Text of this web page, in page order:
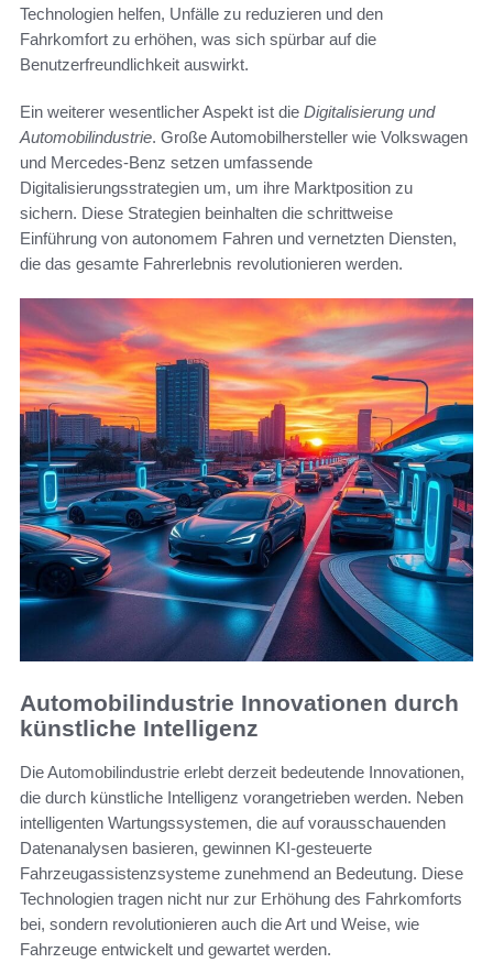
Technologien helfen, Unfälle zu reduzieren und den
Fahrkomfort zu erhöhen, was sich spürbar auf die
Benutzerfreundlichkeit auswirkt.
Ein weiterer wesentlicher Aspekt ist die Digitalisierung und
Automobilindustrie. Große Automobilhersteller wie Volkswagen
und Mercedes-Benz setzen umfassende
Digitalisierungsstrategien um, um ihre Marktposition zu
sichern. Diese Strategien beinhalten die schrittweise
Einführung von autonomem Fahren und vernetzten Diensten,
die das gesamte Fahrerlebnis revolutionieren werden.
Automobilindustrie Innovationen durch
künstliche Intelligenz
Die Automobilindustrie erlebt derzeit bedeutende Innovationen,
die durch künstliche Intelligenz vorangetrieben werden. Neben
intelligenten Wartungssystemen, die auf vorausschauenden
Datenanalysen basieren, gewinnen KI-gesteuerte
Fahrzeugassistenzsysteme zunehmend an Bedeutung. Diese
Technologien tragen nicht nur zur Erhöhung des Fahrkomforts
bei, sondern revolutionieren auch die Art und Weise, wie
Fahrzeuge entwickelt und gewartet werden.